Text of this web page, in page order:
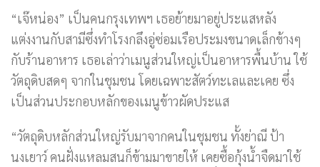
“เจ๊หน่อง” เป็นคนกรุงเทพฯ เธอย้ายมาอยู่ประแสหลัง
แต่งงานกับสามีซึ่งทำโรงกลึงอู่ซ่อมเรือประมงขนาดเล็กข้างๆ
กับร้านอาหาร เธอเล่าว่าเมนูส่วนใหญ่เป็นอาหารพื้นบ้าน ใช้
วัตถุดิบสดๆ จากในชุมชน โดยเฉพาะสัตว์ทะเลและเคย ซึ่ง
เป็นส่วนประกอบหลักของเมนูข้าวผัดประแส
“วัตถุดิบหลักส่วนใหญ่รับมาจากคนในชุมชน ทั้งย่าณี ป้า
นงเยาว์ คนฝั่งแหลมสนก็ข้ามมาขายให้ เคยซื้อกุ้งน้ำจืดมาใช้